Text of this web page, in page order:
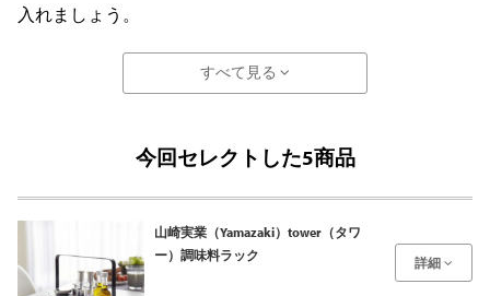
入れましょう。
すべて見る
今回セレクトした5商品
山崎実業（Yamazaki）tower（タワ
ー）調味料ラック
詳細